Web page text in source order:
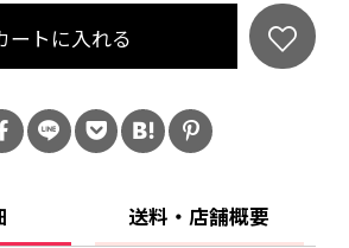
わり、持ち運びがしやすく、手
カバンに入れてもかさばらない
が楽しめるヌメ革に、篠田紙加
ートに入れる
送料・店舗概要